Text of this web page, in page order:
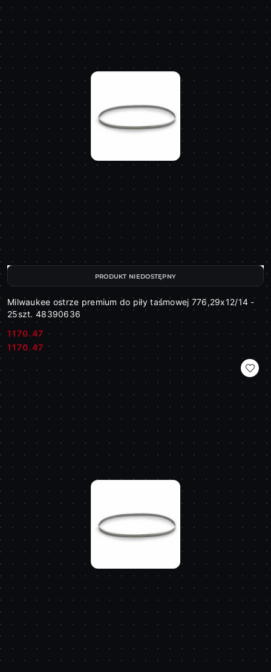
Milwaukee ostrze premium do piły taśmowej 776,29x12/14 -
25szt. 48390636
Cena:
1170.47
Cena:
1170.47
PRODUKT NIEDOSTĘPNY